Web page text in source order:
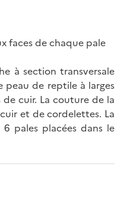
faces de chaque pale
à section transversale
de reptile à larges
cuir. La couture de la
et de cordelettes. La
pales placées dans le